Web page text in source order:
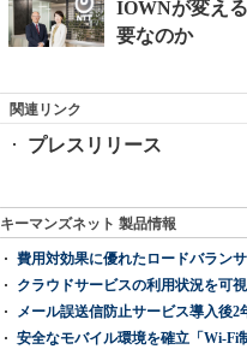
関連リンク
プレスリリース
キーマンズネット 製品情報
費用対効果に優れたロードバラン
クラウドサービスの利用状況を可
メール誤送信防止サービス導入後2
安全なモバイル環境を確立「Wi-Fi